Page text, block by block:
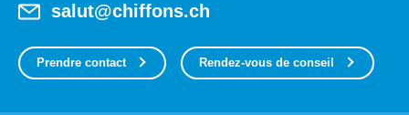
salut@chiffons.ch
Prendre contact Rendez-vous de conseil